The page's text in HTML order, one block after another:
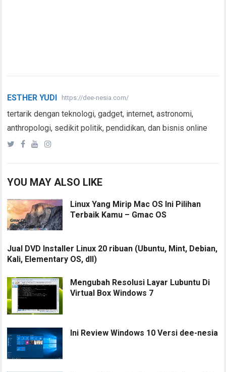
ESTHER YUDI https://dee-nesia.com/
tertarik dengan teknologi, gadget, internet, astronomi,
anthropologi, sedikit politik, pendidikan, dan bisnis online
YOU MAY ALSO LIKE
Linux Yang Mirip Mac OS Ini Pilihan
Terbaik Kamu – Gmac OS
Jual DVD Installer Linux 20 ribuan (Ubuntu, Mint, Debian,
Kali, Elementary OS, dll)
Mengubah Resolusi Layar Lubuntu Di
Virtual Box Windows 7
Ini Review Windows 10 Versi dee-nesia